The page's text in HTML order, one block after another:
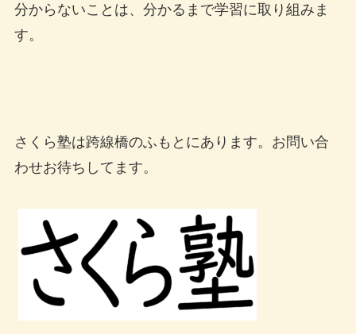
分からないことは、分かるまで学習に取り組みま
す。
さくら塾は跨線橋のふもとにあります。お問い合
わせお待ちしてます。